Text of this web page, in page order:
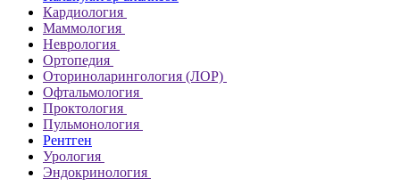
Кардиология
Маммология
Неврология
Ортопедия
Оториноларингология (ЛОР)
Офтальмология
Проктология
Пульмонология
Рентген
Урология
Эндокринология